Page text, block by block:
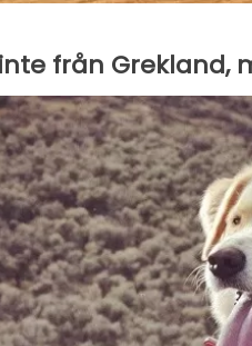
från Grekland,